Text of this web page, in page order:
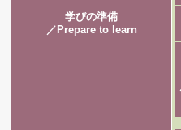
学びの準備
／Prepare to learn